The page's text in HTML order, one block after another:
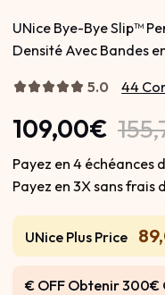
UNice Bye-Bye Slip™
Densité Avec Bandes
5.0 44
109,00€
Payez en 4 échéances
Payez en 3X sans frais
UNice Plus Price
€ OFF Obtenir 300€